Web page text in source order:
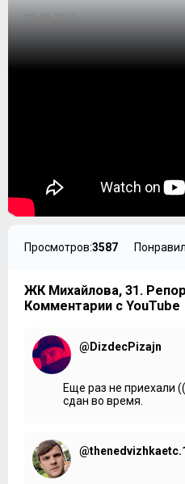
Просмотров:3587
ЖК Михайлова, 31.
Комментарии с YouTube
@DizdecPizajn
Еще раз не приехали
сдан во время.